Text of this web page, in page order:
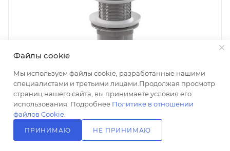
Файлы cookie
Мы используем файлы cookie, разработанные нашими
специалистами и третьими лицами.Продолжая просмотр
страниц нашего сайта, вы принимаете условия его
использования. Подробнее Политике в отношении
файлов Cookie
ПРИНИМАЮ НЕ ПРИНИМАЮ